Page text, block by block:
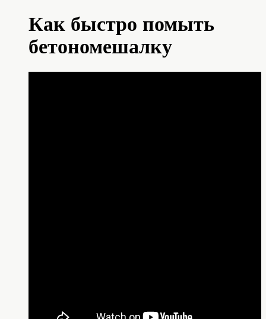
Как быстро помыть
бетономешалку